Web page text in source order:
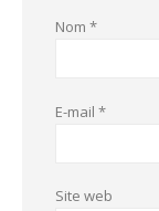
Nom *
E-mail *
Site web